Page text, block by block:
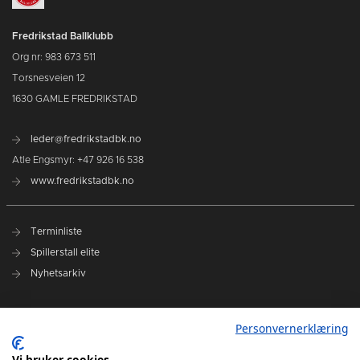
Fredrikstad Ballklubb
Org nr: 983 673 511
Torsnesveien 12
1630 GAMLE FREDRIKSTAD
leder@fredrikstadbk.no
Atle Engsmyr: +47 926 16 538
www.fredrikstadbk.no
Terminliste
Spillerstall elite
Nyhetsarkiv
Instagram Elite
Personvernerklæring